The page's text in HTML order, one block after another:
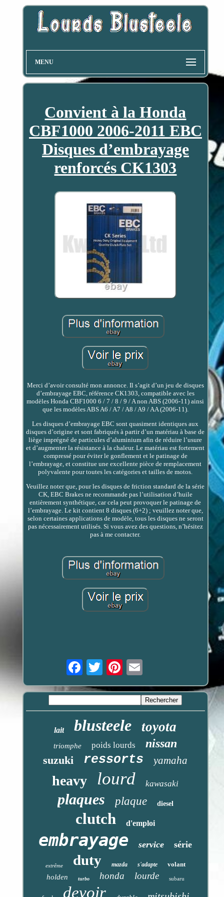
MENU
Convient à la Honda
CBF1000 2006-2011 EBC
Disques d’embrayage
renforcés CK1303
Merci d’avoir consulté mon annonce. Il s’agit d’un jeu de disques
d’embrayage EBC, référence CK1303, compatible avec les
modèles Honda CBF1000 6 / 7 / 8 / 9 / A non ABS (2006-11) ainsi
que les modèles ABS A6 / A7 / A8 / A9 / AA (2006-11).
Les disques d’embrayage EBC sont quasiment identiques aux
disques d’origine et sont fabriqués à partir d’un matériau à base de
liège imprégné de particules d’aluminium afin de réduire l’usure
et d’augmenter la résistance à la chaleur. Le matériau est fortement
compressé pour éviter le gonflement et le patinage de
l’embrayage, et constitue une excellente pièce de remplacement
polyvalente pour toutes les catégories et tailles de motos.
Veuillez noter que, pour les disques de friction standard de la série
CK, EBC Brakes ne recommande pas l’utilisation d’huile
entièrement synthétique, car cela peut provoquer le patinage de
l’embrayage. Le kit contient 8 disques (6+2) ; veuillez noter que,
selon certaines applications de modèle, tous les disques ne seront
pas nécessairement utilisés. Si vous avez des questions, n’hésitez
pas à me contacter.
Email
lait blusteele toyota
triomphe poids lourds nissan
suzuki ressorts yamaha
heavy lourd kawasaki
plaques plaque diesel
clutch d'emploi
embrayage service série
extrême duty mazda s'adapte volant
holden turbo honda lourde subaru
devoir